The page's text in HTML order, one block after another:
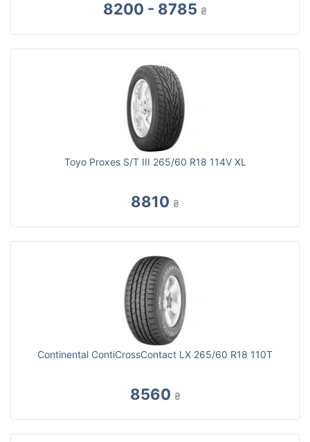
8200 - 8785 ₴
Toyo Proxes S/T III 265/60 R18 114V XL
8810 ₴
Continental ContiCrossContact LX 265/60 R18 110T
8560 ₴